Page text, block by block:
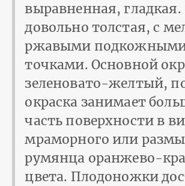
выравненная,
довольно толстая, с
ржавыми
точками. Основной
зеленовато-желтый,
окраска занимает
часть поверхности в
мраморного или
румянца оранжево-
цвета. Плодоножки